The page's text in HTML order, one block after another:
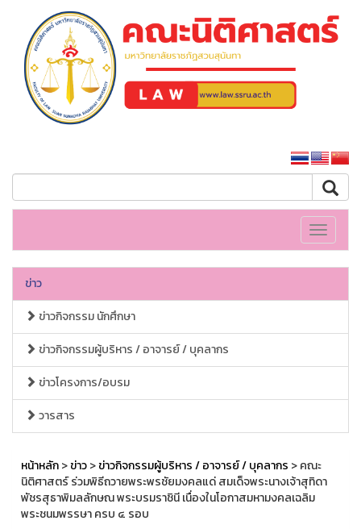
Toggle
ข่าว
ข่าวกิจกรรม นักศึกษา
ข่าวกิจกรรมผู้บริหาร / อาจารย์ / บุคลากร
ข่าวโครงการ/อบรม
วารสาร
หน้าหลัก>ข่าว>ข่าวกิจกรรมผู้บริหาร / อาจารย์ / บุคลากร > คณะ
นิติศาสตร์ ร่วมพิธีถวายพระพรชัยมงคลแด่ สมเด็จพระนางเจ้าสุทิดา
พัชรสุธาพิมลลักษณ พระบรมราชินี เนื่องในโอกาสมหามงคลเฉลิม
พระชนมพรรษา ครบ ๔ รอบ